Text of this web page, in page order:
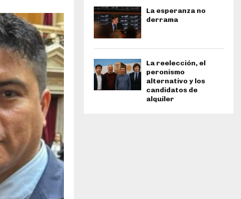
La esperanza no
derrama
La reelección, el
peronismo
alternativo y los
candidatos de
alquiler